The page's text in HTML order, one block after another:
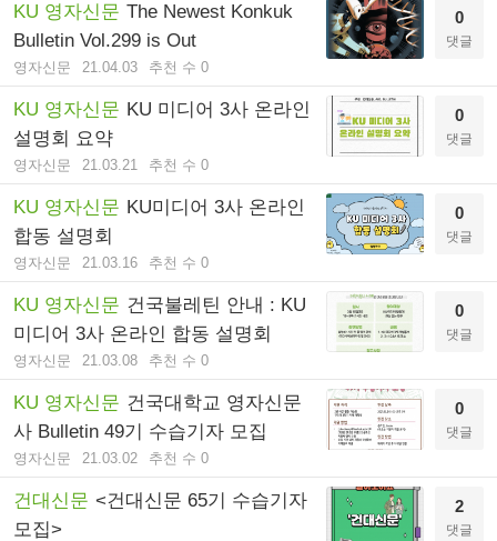
KU 영자신문 The Newest Konkuk
Bulletin Vol.299 is Out
영자신문 21.04.03 추천 수 0
0
댓글
KU 영자신문 KU 미디어 3사 온라인
설명회 요약
영자신문 21.03.21 추천 수 0
0
댓글
KU 영자신문 KU미디어 3사 온라인
합동 설명회
영자신문 21.03.16 추천 수 0
0
댓글
KU 영자신문 건국불레틴 안내 : KU
미디어 3사 온라인 합동 설명회
영자신문 21.03.08 추천 수 0
0
댓글
KU 영자신문 건국대학교 영자신문
사 Bulletin 49기 수습기자 모집
영자신문 21.03.02 추천 수 0
0
댓글
건대신문 <건대신문 65기 수습기자
모집>
2
댓글